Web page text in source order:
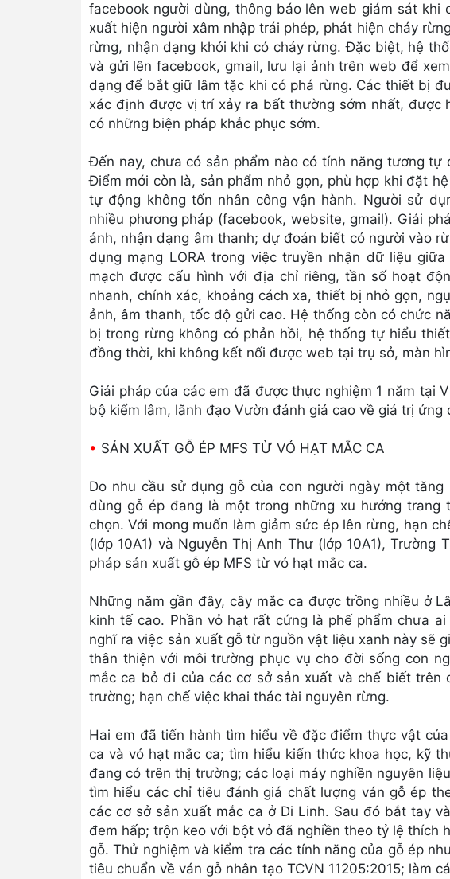
facebook người dùng, thông báo lên web giám sát khi
xuất hiện người xâm nhập trái phép, phát hiện cháy
rừng, nhận dạng khói khi có cháy rừng. Đặc biệt, hệ
và gửi lên facebook, gmail, lưu lại ảnh trên web để
dạng để bắt giữ lâm tặc khi có phá rừng. Các thiết bị
xác định được vị trí xảy ra bất thường sớm nhất,
có những biện pháp khắc phục sớm.
Đến nay, chưa có sản phẩm nào có tính năng tương
Điểm mới còn là, sản phẩm nhỏ gọn, phù hợp khi đặt
tự động không tốn nhân công vận hành. Người sử
nhiều phương pháp (facebook, website, gmail). Giải
ảnh, nhận dạng âm thanh; dự đoán biết có người vào
dụng mạng LORA trong việc truyền nhận dữ liệu
mạch được cấu hình với địa chỉ riêng, tần số hoạt
nhanh, chính xác, khoảng cách xa, thiết bị nhỏ gọn,
ảnh, âm thanh, tốc độ gửi cao. Hệ thống còn có chức
bị trong rừng không có phản hồi, hệ thống tự hiểu
đồng thời, khi không kết nối được web tại trụ sở, màn
Giải pháp của các em đã được thực nghiệm 1 năm tại
bộ kiểm lâm, lãnh đạo Vườn đánh giá cao về giá trị
• SẢN XUẤT GỖ ÉP MFS TỪ VỎ HẠT MẮC CA
Do nhu cầu sử dụng gỗ của con người ngày một
dùng gỗ ép đang là một trong những xu hướng
chọn. Với mong muốn làm giảm sức ép lên rừng, hạn
(lớp 10A1) và Nguyễn Thị Anh Thư (lớp 10A1), Trường
pháp sản xuất gỗ ép MFS từ vỏ hạt mắc ca.
Những năm gần đây, cây mắc ca được trồng nhiều ở
kinh tế cao. Phần vỏ hạt rất cứng là phế phẩm chưa
nghĩ ra việc sản xuất gỗ từ nguồn vật liệu xanh này sẽ
thân thiện với môi trường phục vụ cho đời sống con
mắc ca bỏ đi của các cơ sở sản xuất và chế biết
trường; hạn chế việc khai thác tài nguyên rừng.
Hai em đã tiến hành tìm hiểu về đặc điểm thực vật
ca và vỏ hạt mắc ca; tìm hiểu kiến thức khoa học, kỹ
đang có trên thị trường; các loại máy nghiền nguyên
tìm hiểu các chỉ tiêu đánh giá chất lượng ván gỗ ép
các cơ sở sản xuất mắc ca ở Di Linh. Sau đó bắt tay
đem hấp; trộn keo với bột vỏ đã nghiền theo tỷ lệ thích
gỗ. Thử nghiệm và kiểm tra các tính năng của gỗ ép
tiêu chuẩn về ván gỗ nhân tạo TCVN 11205:2015; làm